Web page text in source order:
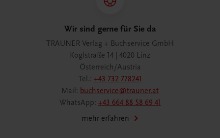
Wir sind gerne für Sie da
TRAUNER Verlag + Buchservice GmbH
Köglstraße 14 | 4020 Linz
Österreich/Austria
Tel.: +43 732 778241
Mail: buchservice@trauner.at
WhatsApp: +43 664 88 58 69 41
mehr erfahren